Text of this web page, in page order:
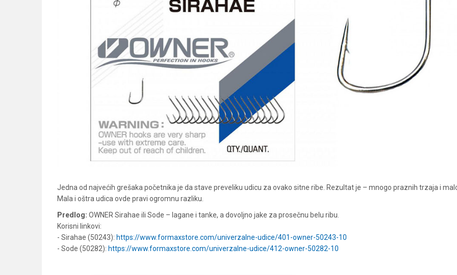
Jedna od najvećih grešaka početnika je da stave preveliku udicu za ovako sitne ribe. Rezultat je – mnogo praznih trzaja i
Mala i oštra udica ovde pravi ogromnu razliku.
Predlog: OWNER Sirahae ili Sode – lagane i tanke, a dovoljno jake za prosečnu belu ribu.
Korisni linkovi:
- Sirahae (50243): https://www.formaxstore.com/univerzalne-udice/401-owner-50243-10
- Sode (50282): https://www.formaxstore.com/univerzalne-udice/412-owner-50282-10